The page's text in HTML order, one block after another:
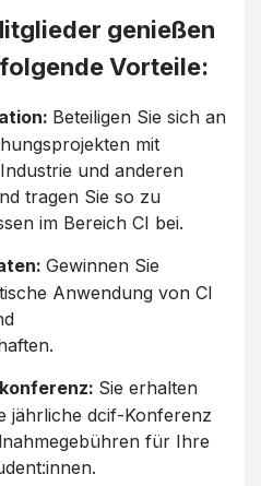
genießen
Vorteile:
Beteiligen Sie sich an
mit
und anderen
tragen Sie so zu
im Bereich CI bei.
Gewinnen Sie
Anwendung von CI
Sie erhalten
jährliche dcif-Konferenz
für Ihre